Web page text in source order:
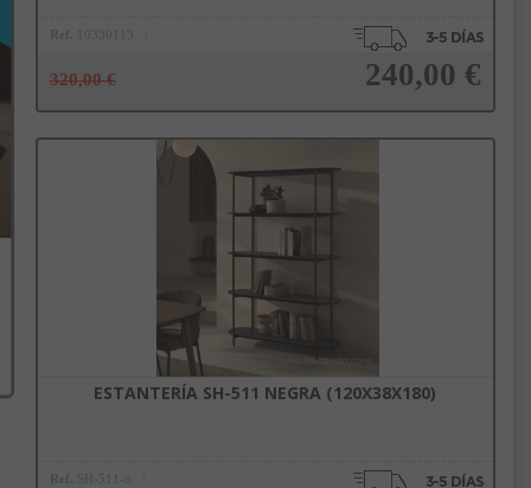
Ref.
320,00 € 240,00 €
Añadir a la cesta
ESTANTERÍA SH-511 NEGRA (120X38X180)
Ref. SH-511-n